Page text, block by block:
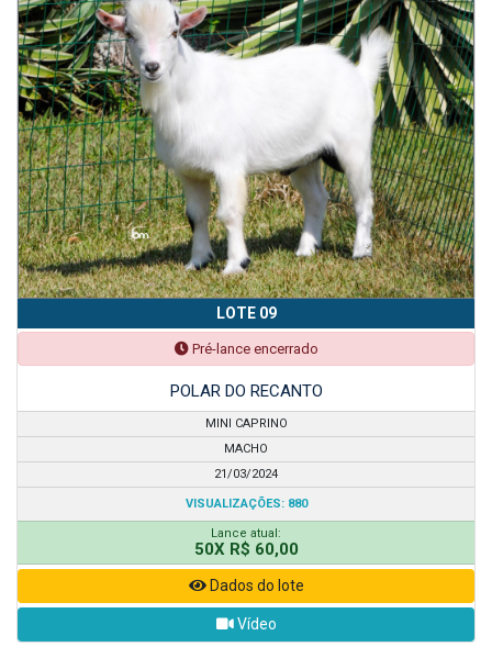
LOTE 09
Pré-lance encerrado
POLAR DO RECANTO
MINI CAPRINO
MACHO
21/03/2024
VISUALIZAÇÕES: 880
Lance atual:
50X R$ 60,00
Dados do lote
Vídeo